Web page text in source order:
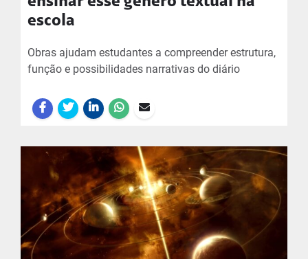
escola
Obras ajudam estudantes a compreender estrutura,
função e possibilidades narrativas do diário